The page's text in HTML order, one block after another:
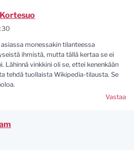
monessakin tilanteessa
ihmistä, mutta tällä kertaa se ei
Lähinnä vinkkini oli se, ettei kenenkään
tehdä tuollaista Wikipedia-tilausta. Se
Vastaa